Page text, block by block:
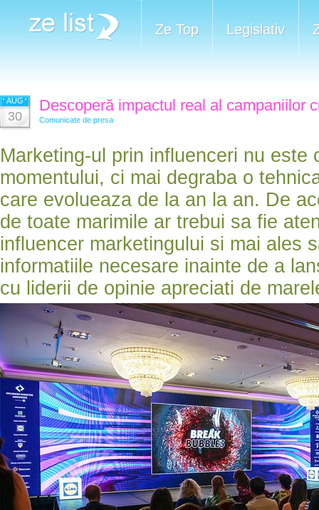
Ze Top Legislativ
AUG
30
Descoperă impactul real al campaniilor
Comunicate de presa
Marketing-ul prin influenceri nu este
momentului, ci mai degraba o
care evolueaza de la an la an. De
de toate marimile ar trebui sa fie
influencer marketingului si mai ales
informatiile necesare inainte de a
cu liderii de opinie apreciati de